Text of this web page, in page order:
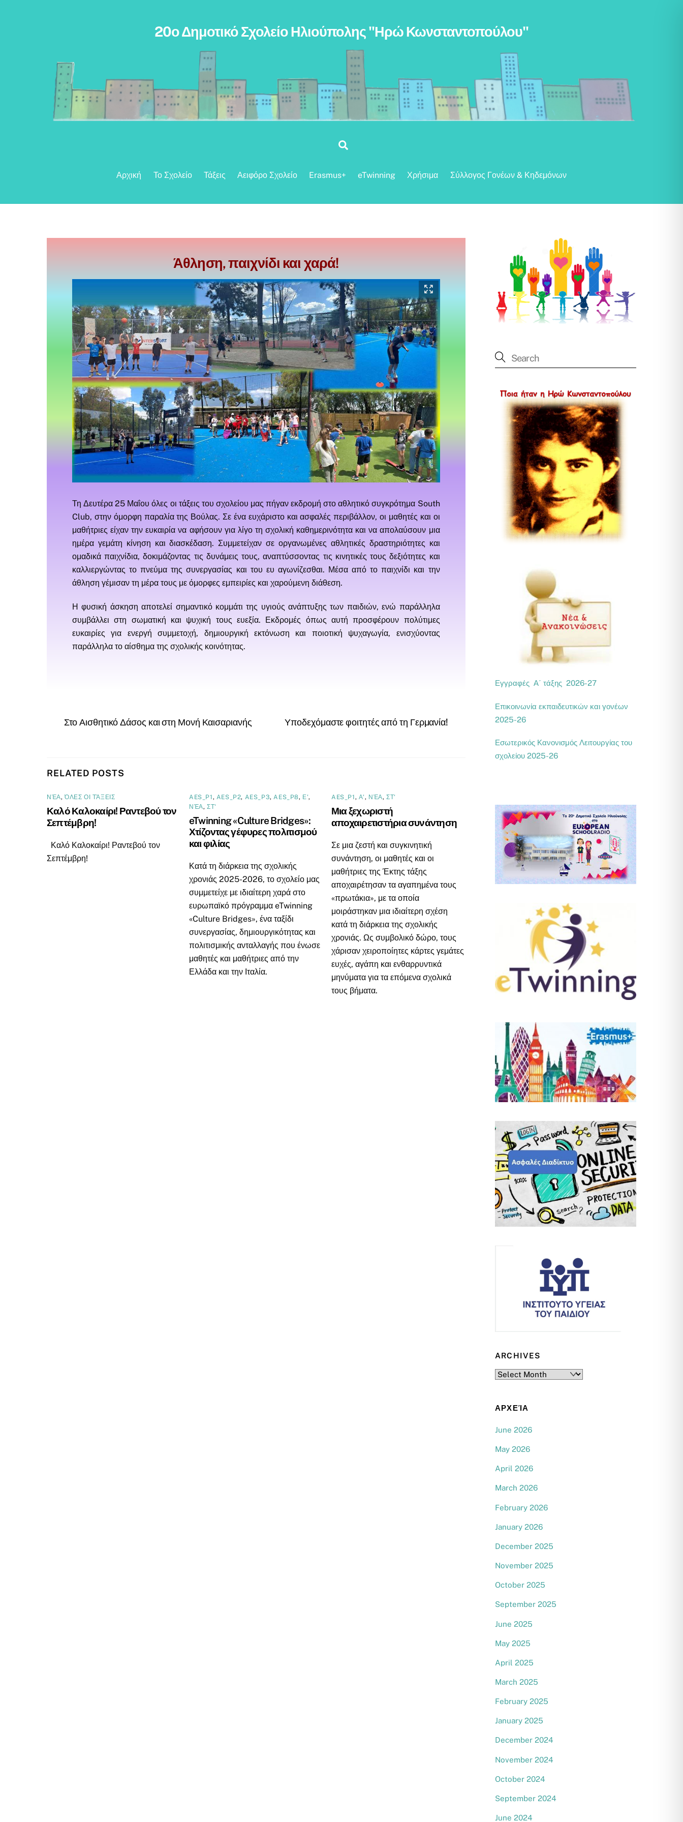
20ο Δημοτικό Σχολείο Ηλιούπολης "Ηρώ Κωνσταντοπούλου"
Αρχική Το Σχολείο Τάξεις Αειφόρο Σχολείο Erasmus+ eTwinning Χρήσιμα Σύλλογος Γονέων & Κηδεμόνων
Άθληση, παιχνίδι και χαρά!
Τη Δευτέρα 25 Μαΐου όλες οι τάξεις του σχολείου μας πήγαν εκδρομή στο αθλητικό συγκρότημα South
Club, στην όμορφη παραλία της Βούλας. Σε ένα ευχάριστο και ασφαλές περιβάλλον, οι μαθητές και οι
μαθήτριες είχαν την ευκαιρία να αφήσουν για λίγο τη σχολική καθημερινότητα και να απολαύσουν μια
ημέρα γεμάτη κίνηση και διασκέδαση. Συμμετείχαν σε οργανωμένες αθλητικές δραστηριότητες και
ομαδικά παιχνίδια, δοκιμάζοντας τις δυνάμεις τους, αναπτύσσοντας τις κινητικές τους δεξιότητες και
καλλιεργώντας το πνεύμα της συνεργασίας και του ευ αγωνίζεσθαι. Μέσα από το παιχνίδι και την
άθληση γέμισαν τη μέρα τους με όμορφες εμπειρίες και χαρούμενη διάθεση.
Η φυσική άσκηση αποτελεί σημαντικό κομμάτι της υγιούς ανάπτυξης των παιδιών, ενώ παράλληλα
συμβάλλει στη σωματική και ψυχική τους ευεξία. Εκδρομές όπως αυτή προσφέρουν πολύτιμες
ευκαιρίες για ενεργή συμμετοχή, δημιουργική εκτόνωση και ποιοτική ψυχαγωγία, ενισχύοντας
παράλληλα το αίσθημα της σχολικής κοινότητας.
Στο Αισθητικό Δάσος και στη Μονή Καισαριανής Υποδεχόμαστε φοιτητές από τη Γερμανία!
RELATED POSTS
ΝΈΑ,ΌΛΕΣ ΟΙ ΤΆΞΕΙΣ
Καλό Καλοκαίρι! Ραντεβού τον
Σεπτέμβρη!
Καλό Καλοκαίρι! Ραντεβού τον
Σεπτέμβρη!
AES_P1 , AES_P2, AES_P3,AES_P8, Ε',
ΝΈΑ,ΣΤ'
eTwinning «Culture Bridges»:
Χτίζοντας γέφυρες πολιτισμού
και φιλίας
Κατά τη διάρκεια της σχολικής
χρονιάς 2025-2026, το σχολείο μας
συμμετείχε με ιδιαίτερη χαρά στο
ευρωπαϊκό πρόγραμμα eTwinning
«Culture Bridges», ένα ταξίδι
συνεργασίας, δημιουργικότητας και
πολιτισμικής ανταλλαγής που ένωσε
μαθητές και μαθήτριες από την
Ελλάδα και την Ιταλία.
AES_P1 , Α', ΝΈΑ,ΣΤ'
Μια ξεχωριστή
αποχαιρετιστήρια συνάντηση
Σε μια ζεστή και συγκινητική
συνάντηση, οι μαθητές και οι
μαθήτριες της Έκτης τάξης
αποχαιρέτησαν τα αγαπημένα τους
«πρωτάκια», με τα οποία
μοιράστηκαν μια ιδιαίτερη σχέση
κατά τη διάρκεια της σχολικής
χρονιάς. Ως συμβολικό δώρο, τους
χάρισαν χειροποίητες κάρτες γεμάτες
ευχές, αγάπη και ενθαρρυντικά
μηνύματα για τα επόμενα σχολικά
τους βήματα.
Εγγραφές Α΄ τάξης 2026-27
Επικοινωνία εκπαιδευτικών και γονέων
2025-26
Εσωτερικός Κανονισμός Λειτουργίας του
σχολείου 2025-26
ARCHIVES
Archives
ΑΡΧΕΊΑ
June 2026
May 2026
April 2026
March 2026
February 2026
January 2026
December 2025
November 2025
October 2025
September 2025
June 2025
May 2025
April 2025
March 2025
February 2025
January 2025
December 2024
November 2024
October 2024
September 2024
June 2024